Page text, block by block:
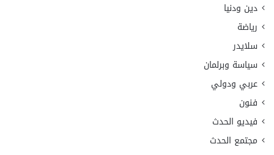
دين ودنيا
رياضة
سلايدر
سياسة وبرلمان
عربي ودولي
فنون
فيديو الحدث
مجتمع الحدث